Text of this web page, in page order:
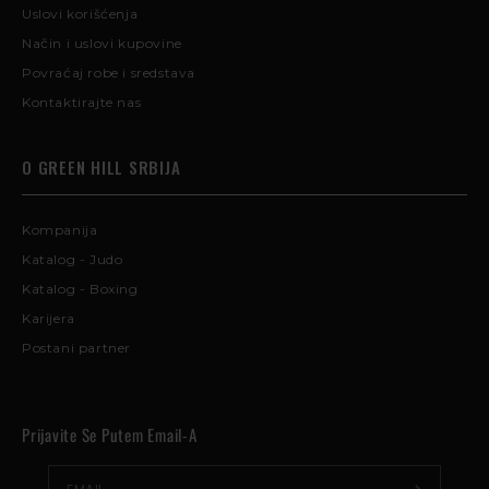
Uslovi korišćenja
Način i uslovi kupovine
Povraćaj robe i sredstava
Kontaktirajte nas
O GREEN HILL SRBIJA
Kompanija
Katalog - Judo
Katalog - Boxing
Karijera
Postani partner
Prijavite Se Putem Email-A